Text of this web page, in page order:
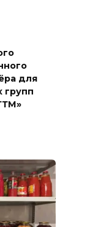
для
групп